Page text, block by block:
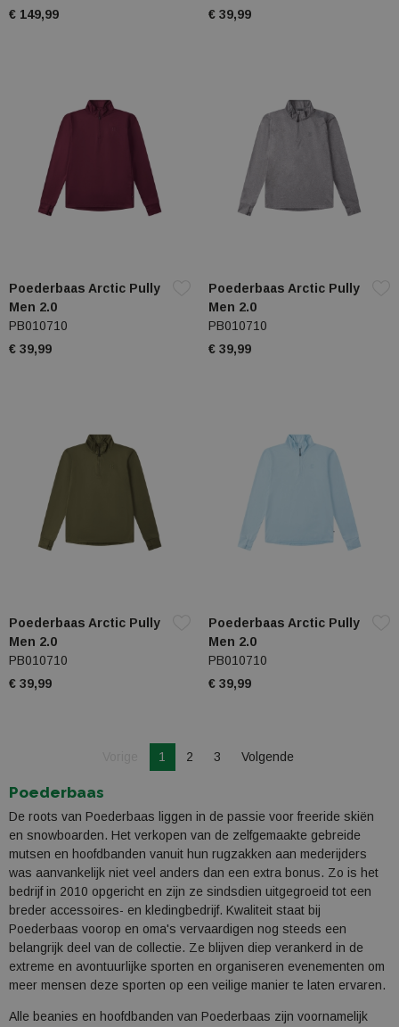
€ 149,99
€ 39,99
Poederbaas Arctic Pully
Men 2.0
PB010710
€ 39,99
Poederbaas Arctic Pully
Men 2.0
PB010710
€ 39,99
Poederbaas Arctic Pully
Men 2.0
PB010710
€ 39,99
Poederbaas Arctic Pully
Men 2.0
PB010710
€ 39,99
Je bent op pagina
1 2 3 VolgendePagina
Poederbaas
De roots van Poederbaas liggen in de passie voor freeride skiën
en snowboarden. Het verkopen van de zelfgemaakte gebreide
mutsen en hoofdbanden vanuit hun rugzakken aan mederijders
was aanvankelijk niet veel anders dan een extra bonus. Zo is het
bedrijf in 2010 opgericht en zijn ze sindsdien uitgegroeid tot een
breder accessoires- en kledingbedrijf. Kwaliteit staat bij
Poederbaas voorop en oma's vervaardigen nog steeds een
belangrijk deel van de collectie. Ze blijven diep verankerd in de
extreme en avontuurlijke sporten en organiseren evenementen om
meer mensen deze sporten op een veilige manier te laten ervaren.
Alle beanies en hoofdbanden van Poederbaas zijn voornamelijk